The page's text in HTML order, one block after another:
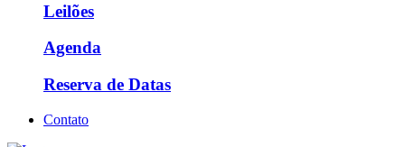
Leilões
Agenda
Reserva de Datas
Contato